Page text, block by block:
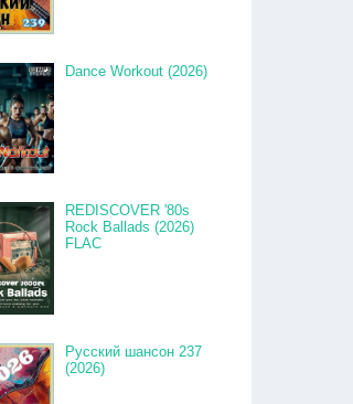
Dance Workout (2026)
REDISCOVER '80s
Rock Ballads (2026)
FLAC
Русский шансон 237
(2026)